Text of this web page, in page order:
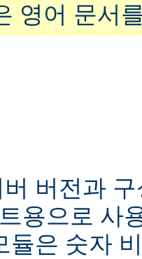
영어 문서
버전과
용으로 사
듈은 숫자